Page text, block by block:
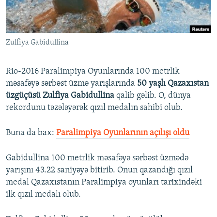
İNFOQRAFIKA
KARIKATURA
AZƏRBAYCAN ƏDƏBIYYATI KITABXANASI
İSLAM VƏ DEMOKRATIYA
İZ - MƏDƏNIYYƏT PROQRAMI
MISSIYAMIZ
PEŞƏ ETIKASI VƏ JURNALISTIKA STANDARTLARIMIZ
MATERIALLARIMIZDAN ISTIFADƏ
BIZIMLƏ ƏLAQƏ
XƏBƏR BÜLLETENLƏRIMIZ
BIZI IZLƏ
Zulfiya Gabidullina
Rio-2016 Paralimpiya Oyunlarında 100 metrlik
məsafəyə sərbəst üzmə yarışlarında 50 yaşlı Qazaxıstan
üzgüçüsü Zulfiya Gabidullina qalib gəlib. O, dünya
rekordunu təzələyərək qızıl medalın sahibi olub.
Buna da bax: Paralimpiya Oyunlarının açılışı oldu
Gabidullina 100 metrlik məsafəyə sərbəst üzmədə
yarışını 43.22 saniyəyə bitirib. Onun qazandığı qızıl
medal Qazaxıstanın Paralimpiya oyunları tarixindəki
ilk qızıl medalı olub.